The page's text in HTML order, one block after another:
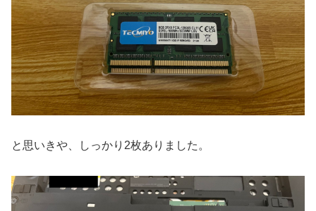
と思いきや、しっかり2枚ありました。